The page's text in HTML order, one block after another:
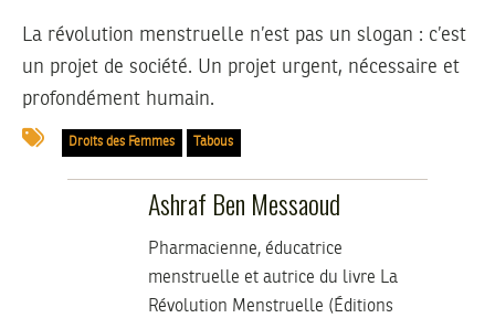
La révolution menstruelle n’est pas un slogan : c’est
un projet de société. Un projet urgent, nécessaire et
profondément humain.
Droits des Femmes Tabous
Ashraf Ben Messaoud
Pharmacienne, éducatrice
menstruelle et autrice du livre La
Révolution Menstruelle (Éditions